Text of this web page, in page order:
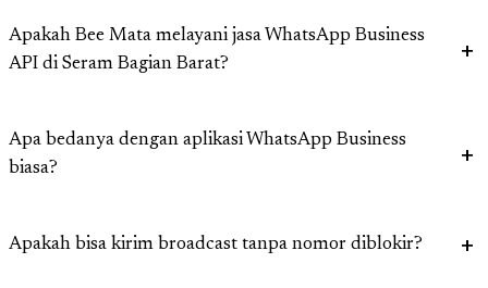
Apakah Bee Mata melayani jasa WhatsApp Business
API di Seram Bagian Barat?
Apa bedanya dengan aplikasi WhatsApp Business
biasa?
Apakah bisa kirim broadcast tanpa nomor diblokir?